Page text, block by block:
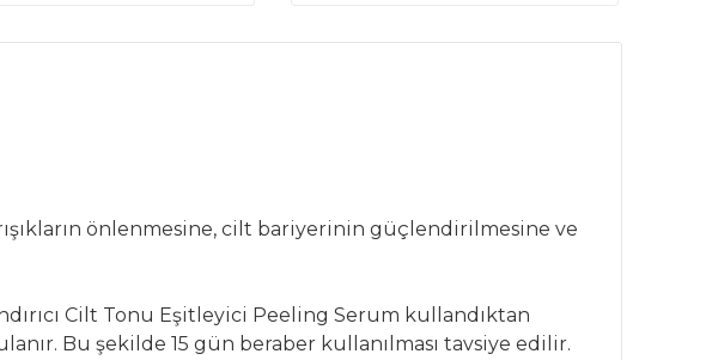
önlenmesine, cilt bariyerinin güçlendirilmesine ve
Cilt Tonu Eşitleyici Peeling Serum kullandıktan
Bu şekilde 15 gün beraber kullanılması tavsiye edilir.